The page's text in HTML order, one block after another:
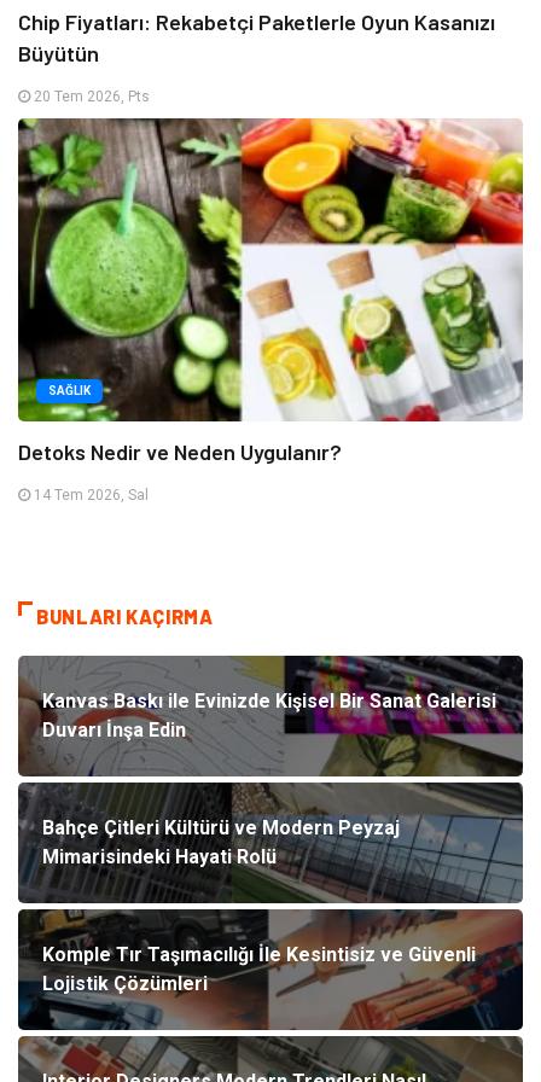
Chip Fiyatları: Rekabetçi Paketlerle Oyun Kasanızı
Büyütün
20 Tem 2026, Pts
SAĞLIK
Detoks Nedir ve Neden Uygulanır?
14 Tem 2026, Sal
BUNLARI KAÇIRMA
Kanvas Baskı ile Evinizde Kişisel Bir Sanat Galerisi
Duvarı İnşa Edin
Bahçe Çitleri Kültürü ve Modern Peyzaj
Mimarisindeki Hayati Rolü
Komple Tır Taşımacılığı İle Kesintisiz ve Güvenli
Lojistik Çözümleri